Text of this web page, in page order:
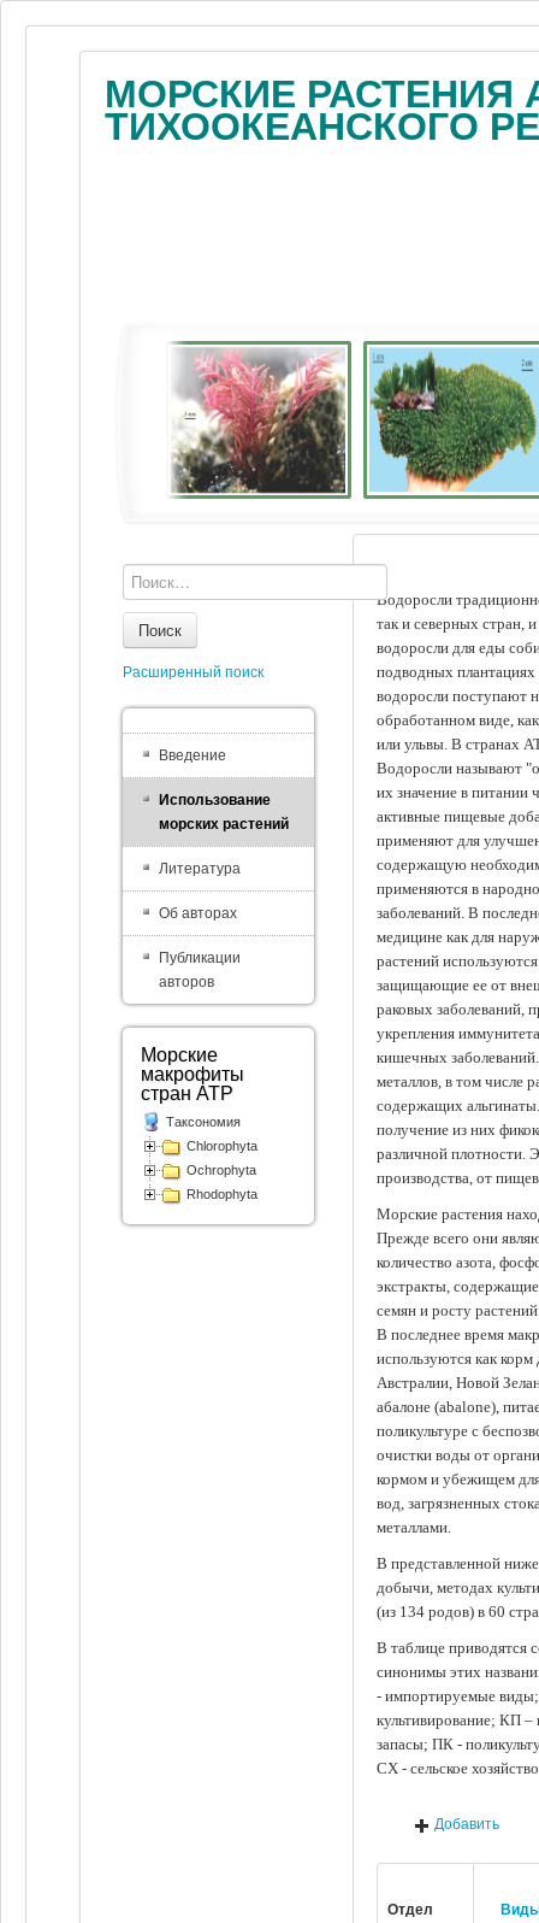
МОРСКИЕ РАСТЕНИЯ
ТИХООКЕАНСКОГО
Водоросли
так и северных стран,
водоросли для еды
подводных
водоросли поступают
обработанном виде,
или ульвы. В странах
Водоросли называют
их значение в питании
активные пищевые
применяют для
содержащую
применяются в
заболеваний. В
медицине как для
растений
защищающие ее от
раковых заболеваний,
укрепления
кишечных
металлов, в том числе
содержащих
получение из них
различной плотности.
производства, от
Морские растения
Прежде всего они
количество азота,
экстракты,
семян и росту
В последнее время
используются как
Австралии, Новой
абалоне (abalone),
поликультуре с
очистки воды от
кормом и убежищем
вод, загрязненных
металлами.
В представленной
добычи, методах
(из 134 родов) в 60
В таблице приводятся
синонимы этих
- импортируемые
культивирование; КП
запасы; ПК -
СХ - сельское
Добавить
Отдел
Поиск
Расширенный поиск
Введение
Использование
морских растений
Литература
Об авторах
Публикации
авторов
Морские
макрофиты
стран АТР
Таксономия
Chlorophyta
Ochrophyta
Rhodophyta